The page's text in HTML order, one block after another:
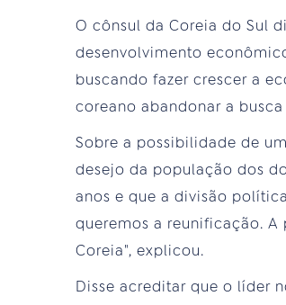
O cônsul da Coreia do Sul
desenvolvimento
buscando fazer crescer a
coreano abandonar a
Sobre a possibilidade de
desejo da população dos
anos e que a divisão
queremos a reunificação.
Coreia", explicou.
Disse acreditar que o líder